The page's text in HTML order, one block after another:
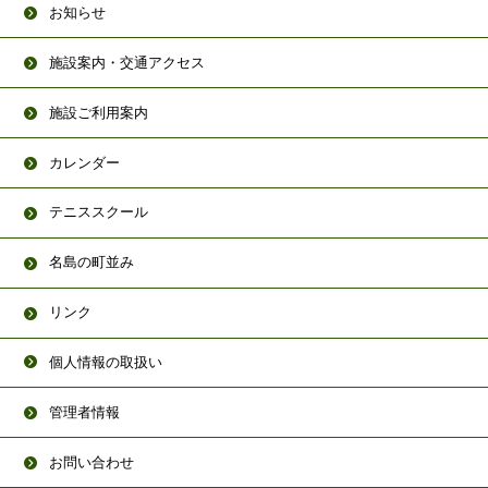
お知らせ
施設案内・交通アクセス
施設ご利用案内
カレンダー
テニススクール
名島の町並み
リンク
個人情報の取扱い
管理者情報
お問い合わせ